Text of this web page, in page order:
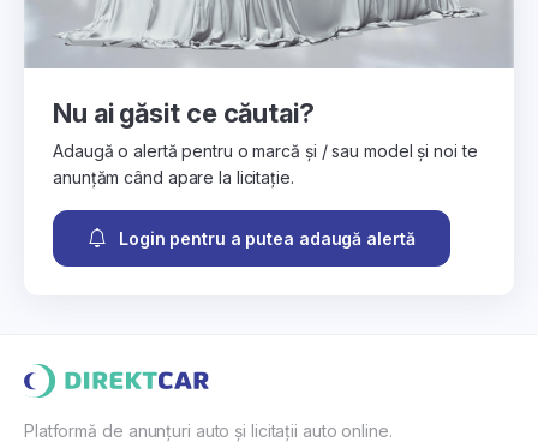
Nu ai găsit ce căutai?
Adaugă o alertă pentru o marcă și / sau model și noi te
anunțăm când apare la licitație.
Login pentru a putea adaugă alertă
Platformă de anunțuri auto și licitații auto online.